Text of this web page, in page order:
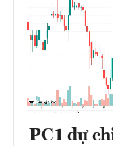
PC1 dự